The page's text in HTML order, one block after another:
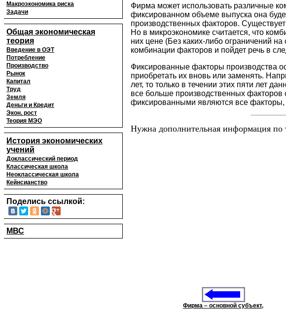
Макроэкономика риска
Задачи
Общая экономическая
теория
Введение в ОЭТ
Потребление
Производство
Рынок
Капитал
Труд
Земля
Деньги и Кредит
Экон. рост
Теория МЭО
История экономических
учений
Доклассический период
Классическая школа
Неоклассическая школа
Кейнсианство
Поделись ссылкой:
МВС
Фирма может использовать различные
фиксированном объеме выпуска она
производственных факторов.
Но в микроэкономике считается, что
них цене (Без каких-либо ограничений
комбинации факторов и пойдет речь в
Фиксированные факторы производства
приобретать их вновь или заменять.
лет, то только в течении этих пяти лет
все больше производственных
фиксированными являются все факторы,
Нужна дополнительная информация по
Фирма – основной субъект,